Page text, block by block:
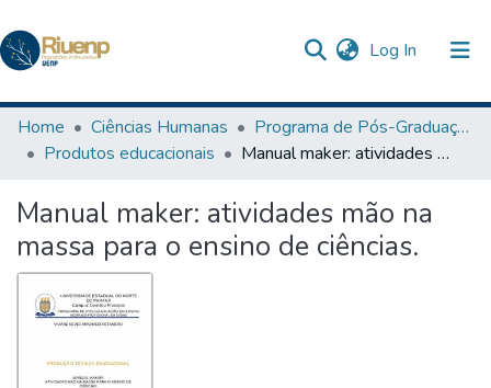
Log In (current)
Communities & Collections
Statistics
Home Ciências Humanas
Programa de Pós-Graduação em Ensino
Produtos educacionais
Manual maker: atividades mão na massa para o ensino de ciências.
Manual maker: atividades mão na
massa para o ensino de ciências.